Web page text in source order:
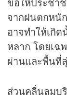
จากฝนตกหนั
อาจทำให้เกิ
หลาก โดยเฉ
ผ่านและพื้นที่
ส่วนคลื่นลมบ